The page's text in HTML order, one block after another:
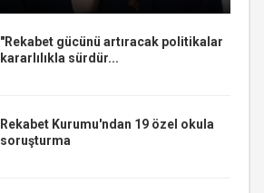
"Rekabet gücünü artıracak politikalar
kararlılıkla sürdür...
Rekabet Kurumu'ndan 19 özel okula
soruşturma